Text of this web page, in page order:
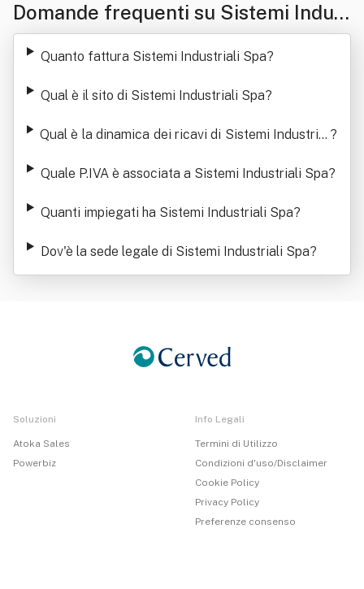
Domande frequenti su Sistemi Indust
riali Spa
Quanto fattura Sistemi Industriali Spa?
Qual è il sito di Sistemi Industriali Spa?
Qual è la dinamica dei ricavi di Sistemi Industrial ?
Quale P.IVA è associata a Sistemi Industriali Spa?
Quanti impiegati ha Sistemi Industriali Spa?
Dov'è la sede legale di Sistemi Industriali Spa?
Soluzioni
Atoka Sales
Powerbiz
Info Legali
Termini di Utilizzo
Condizioni d'uso/Disclaimer
Cookie Policy
Privacy Policy
Preferenze consenso